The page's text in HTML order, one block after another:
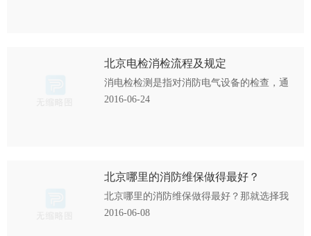
北京电检消检流程及规定
消电检检测是指对消防电气设备的检查，通
过消电检检测，确保消防设备消防设施的安
2016-06-24
北京哪里的消防维保做得最好？
北京哪里的消防维保做得最好？那就选择我
们亿杰消防技术有限公司吧，我们保证你可
2016-06-08